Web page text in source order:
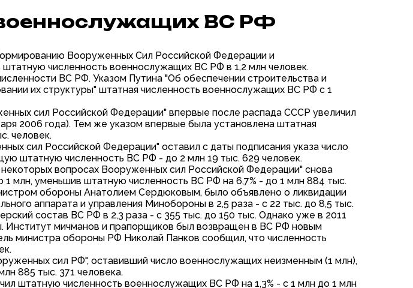
ВС РФ
Вооруженных Сил Российской Федерации и
численность военнослужащих ВС РФ в 1,2 млн человек.
ВС РФ. Указом Путина "Об обеспечении строительства и
их структуры" штатная численность военнослужащих ВС РФ с 1
сил Российской Федерации" впервые после распада СССР увеличил
2006 года). Тем же указом впервые была установлена штатная
человек.
сил Российской Федерации" оставил с даты подписания указа число
штатную численность ВС РФ - до 2 млн 19 тыс. 629 человек.
вопросах Вооруженных сил Российской Федерации" снова
млн, уменьшив штатную численность ВС РФ на 6,7% - до 1 млн 884 тыс.
обороны Анатолием Сердюковым, было объявлено о ликвидации
аппарата и управления Минобороны в 2,5 раза - с 22 тыс. до 8,5 тыс.
состав ВС РФ в 2,3 раза - с 355 тыс. до 150 тыс. Однако уже в 2011
Институт мичманов и прапорщиков был возвращен в ВС РФ новым
министра обороны РФ Николай Панков сообщил, что численность
сил РФ", оставивший число военнослужащих неизменным (1 млн),
885 тыс. 371 человека.
штатную численность военнослужащих ВС РФ на 1,3% - с 1 млн до 1 млн